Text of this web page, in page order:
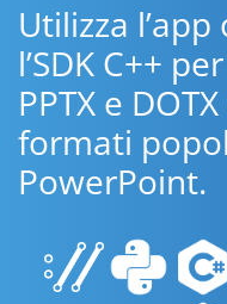
Utilizza
l’SDK C++
PPTX e
formati
PowerPoint.